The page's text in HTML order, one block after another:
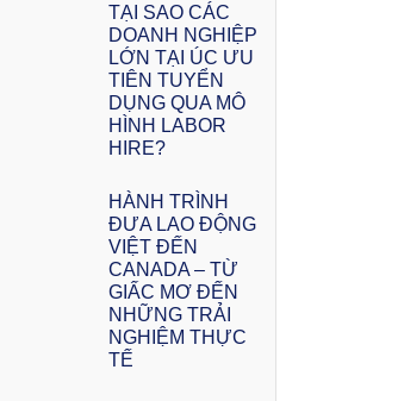
TẠI SAO CÁC
DOANH NGHIỆP
LỚN TẠI ÚC ƯU
TIÊN TUYỂN
DỤNG QUA MÔ
HÌNH LABOR
HIRE?
HÀNH TRÌNH
ĐƯA LAO ĐỘNG
VIỆT ĐẾN
CANADA – TỪ
GIẤC MƠ ĐẾN
NHỮNG TRẢI
NGHIỆM THỰC
TẾ